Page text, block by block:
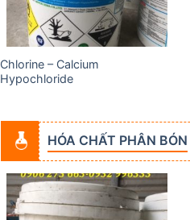
Chlorine – Calcium
Hypochloride
HÓA CHẤT PHÂN BÓN